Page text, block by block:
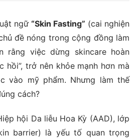
ngữ “Skin Fasting” (cai nghiện
đề nóng trong cộng đồng làm
rằng việc dừng skincare hoàn
hồi”, trở nên khỏe mạnh hơn mà
vào mỹ phẩm. Nhưng làm thế
cách?
hội Da liễu Hoa Kỳ (AAD), lớp
barrier) là yếu tố quan trọng